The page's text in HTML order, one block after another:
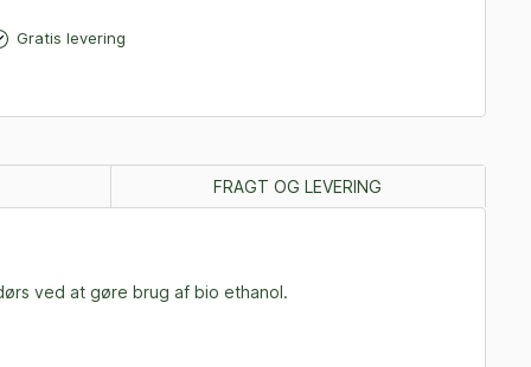
Gratis levering
FRAGT OG LEVERING
ved at gøre brug af bio ethanol.